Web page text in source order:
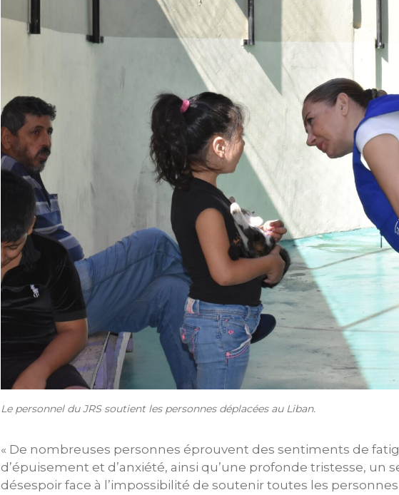
Le personnel du JRS soutient les personnes déplacées au Liban.
« De nombreuses personnes éprouvent des sentiments de
d’épuisement et d’anxiété, ainsi qu’une profonde tristesse, un
désespoir face à l’impossibilité de soutenir toutes les